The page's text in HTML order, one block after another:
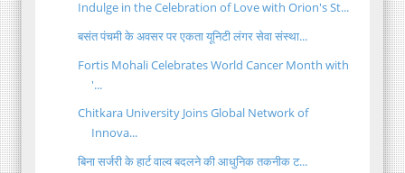
Indulge in the Celebration of Love with Orion's St...
बसंत पंचमी के अवसर पर एकता यूनिटी लंगर सेवा संस्था...
Fortis Mohali Celebrates World Cancer Month with
'...
Chitkara University Joins Global Network of
Innova...
बिना सर्जरी के हार्ट वाल्व बदलने की आधुनिक तकनीक ट...